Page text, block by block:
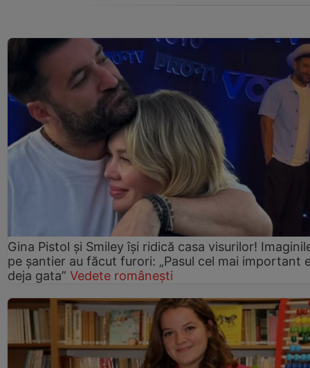
Gina Pistol și Smiley își ridică casa visurilor!
pe șantier au făcut furori: „Pasul cel mai important
deja gata” Vedete românești